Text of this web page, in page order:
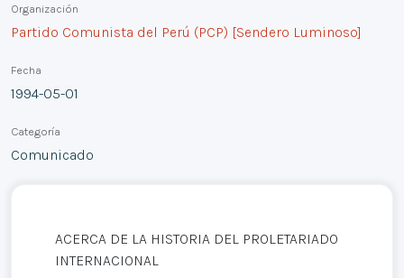
Organización
Partido Comunista del Perú (PCP) [Sendero Luminoso]
Fecha
1994-05-01
Categoría
Comunicado
ACERCA DE LA HISTORIA DEL PROLETARIADO
INTERNACIONAL